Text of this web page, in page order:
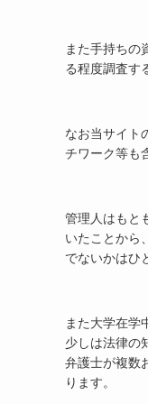
また手持ちの
る程度調査す
なお当サイト
チワーク等も
管理人はもと
いたことから
でないかはひ
また大学在学
少しは法律の
弁護士が複数
ります。